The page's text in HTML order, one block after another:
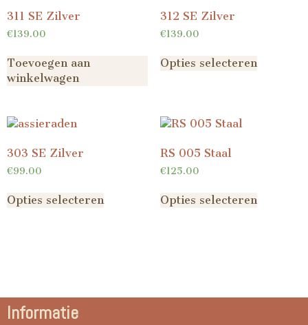
311 SE Zilver
€139.00
Toevoegen aan
winkelwagen
312 SE Zilver
€139.00
Opties selecteren
303 SE Zilver
€99.00
Opties selecteren
RS 005 Staal
€125.00
Opties selecteren
Informatie